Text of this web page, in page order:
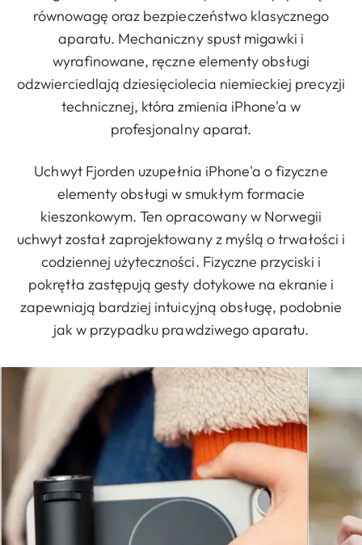
równowagę oraz bezpieczeństwo klasycznego
aparatu. Mechaniczny spust migawki i
wyrafinowane, ręczne elementy obsługi
odzwierciedlają dziesięciolecia niemieckiej precyzji
technicznej, która zmienia iPhone'a w
profesjonalny aparat.
Uchwyt Fjorden uzupełnia iPhone'a o fizyczne
elementy obsługi w smukłym formacie
kieszonkowym. Ten opracowany w Norwegii
uchwyt został zaprojektowany z myślą o trwałości i
codziennej użyteczności. Fizyczne przyciski i
pokrętła zastępują gesty dotykowe na ekranie i
zapewniają bardziej intuicyjną obsługę, podobnie
jak w przypadku prawdziwego aparatu.